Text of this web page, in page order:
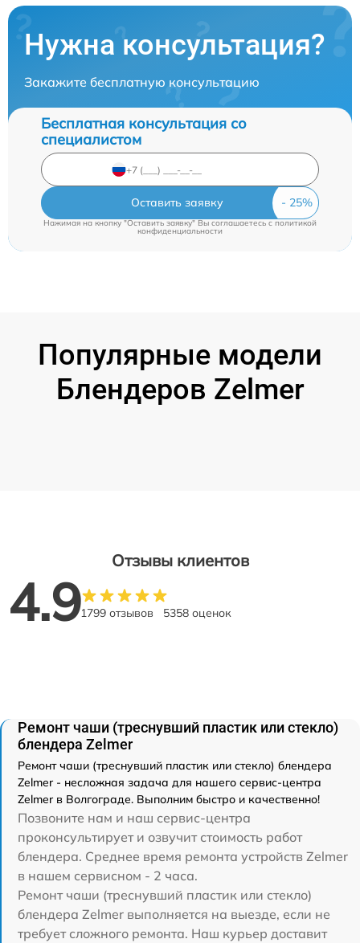
Нужна консультация?
Закажите бесплатную консультацию
Бесплатная консультация со
специалистом
Оставить заявку
Нажимая на кнопку "Оставить заявку" Вы соглашаетесь c политикой
конфиденциальности
Популярные модели
Блендеров Zelmer
Отзывы клиентов
4.91799 отзывов 5358 оценок
Ремонт чаши (треснувший пластик или стекло)
блендера Zelmer
Ремонт чаши (треснувший пластик или стекло) блендера
Zelmer - несложная задача для нашего сервис-центра
Zelmer в Волгограде. Выполним быстро и качественно!
Позвоните нам и наш сервис-центра
проконсультирует и озвучит стоимость работ
блендера. Среднее время ремонта устройств Zelmer
в нашем сервисном - 2 часа.
Ремонт чаши (треснувший пластик или стекло)
блендера Zelmer выполняется на выезде, если не
требует сложного ремонта. Наш курьер доставит